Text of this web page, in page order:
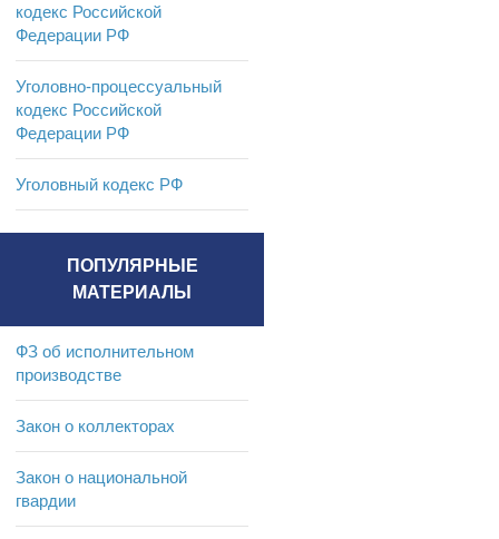
кодекс Российской
Федерации РФ
Уголовно-процессуальный
кодекс Российской
Федерации РФ
Уголовный кодекс РФ
ПОПУЛЯРНЫЕ
МАТЕРИАЛЫ
ФЗ об исполнительном
производстве
Закон о коллекторах
Закон о национальной
гвардии